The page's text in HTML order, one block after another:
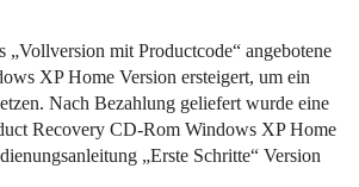
„Vollversion mit Productcode“ angebotene
XP Home Version ersteigert, um ein
Nach Bezahlung geliefert wurde eine
Recovery CD-Rom Windows XP Home
„Erste Schritte“ Version